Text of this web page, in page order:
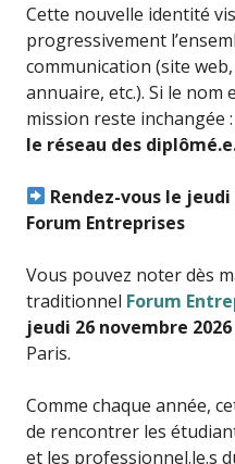
Cette nouvelle identité
progressivement
communication (site
annuaire, etc.). Si le
mission reste inchangée :
le réseau des
Rendez-vous le
Forum Entreprises
Vous pouvez noter dès
traditionnel Forum
jeudi 26 novembre 2026
Paris.
Comme chaque année,
de rencontrer les
et les professionnel.le.s